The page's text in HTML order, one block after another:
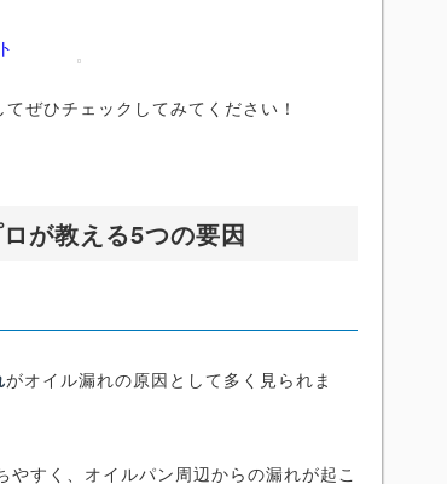
ぜひチェックしてみてください！
が教える5つの要因
がオイル漏れの原因として多く見られま
すく、オイルパン周辺からの漏れが起こ